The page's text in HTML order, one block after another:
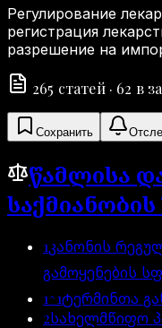
Регулирование
регистрация
разрешение на
265 статей· 62 в
Сохранить
წამლისა
საქმიანობის
1კანონის
გამოყენების
1^1ტერმინთა
2სახელმწიფო